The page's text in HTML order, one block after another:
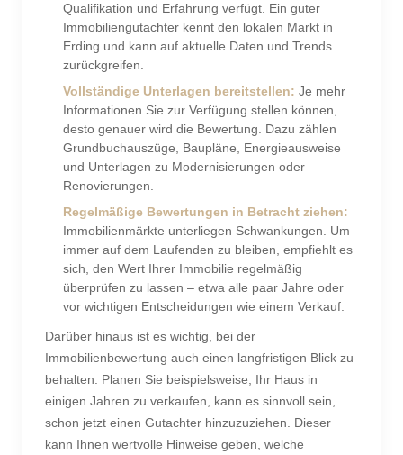
Qualifikation und Erfahrung verfügt. Ein guter
Immobiliengutachter kennt den lokalen Markt in
Erding und kann auf aktuelle Daten und Trends
zurückgreifen.
Vollständige Unterlagen bereitstellen: Je mehr
Informationen Sie zur Verfügung stellen können,
desto genauer wird die Bewertung. Dazu zählen
Grundbuchauszüge, Baupläne, Energieausweise
und Unterlagen zu Modernisierungen oder
Renovierungen.
Regelmäßige Bewertungen in Betracht ziehen:
Immobilienmärkte unterliegen Schwankungen. Um
immer auf dem Laufenden zu bleiben, empfiehlt es
sich, den Wert Ihrer Immobilie regelmäßig
überprüfen zu lassen – etwa alle paar Jahre oder
vor wichtigen Entscheidungen wie einem Verkauf.
Darüber hinaus ist es wichtig, bei der
Immobilienbewertung auch einen langfristigen Blick zu
behalten. Planen Sie beispielsweise, Ihr Haus in
einigen Jahren zu verkaufen, kann es sinnvoll sein,
schon jetzt einen Gutachter hinzuzuziehen. Dieser
kann Ihnen wertvolle Hinweise geben, welche